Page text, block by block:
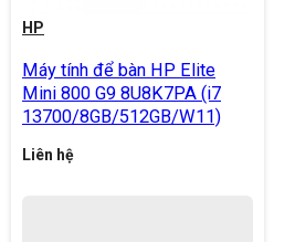
HP
Máy tính để bàn HP Elite
Mini 800 G9 8U8K7PA (i7
13700/8GB/512GB/W11)
Liên hệ